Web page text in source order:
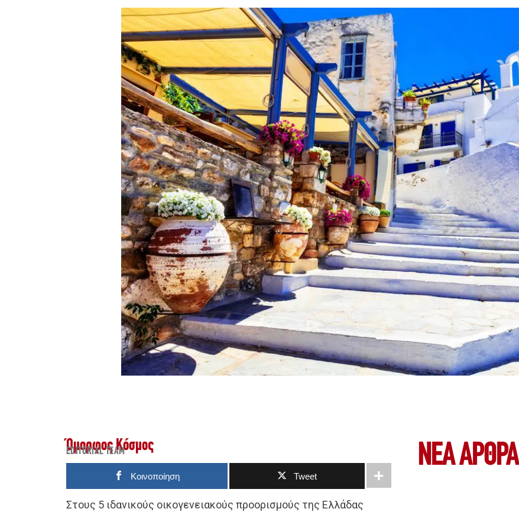
Όμορφος Κόσμος
EDITORIAL TEAM
Κοινοποίηση Tweet
Στους 5 ιδανικούς οικογενειακούς προορισμούς της Ελλάδας
ΝΕΑ ΆΡΘΡΑ